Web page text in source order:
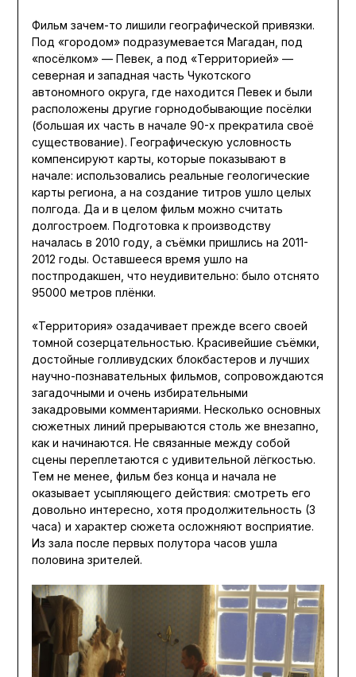
Фильм зачем-то лишили географической привязки.
Под «городом» подразумевается Магадан, под
«посёлком» — Певек, а под «Территорией» —
северная и западная часть Чукотского
автономного округа, где находится Певек и были
расположены другие горнодобывающие посёлки
(большая их часть в начале 90-х прекратила своё
существование). Географическую условность
компенсируют карты, которые показывают в
начале: использовались реальные геологические
карты региона, а на создание титров ушло целых
полгода. Да и в целом фильм можно считать
долгостроем. Подготовка к производству
началась в 2010 году, а съёмки пришлись на 2011-
2012 годы. Оставшееся время ушло на
постпродакшен, что неудивительно: было отснято
95000 метров плёнки.
«Территория» озадачивает прежде всего своей
томной созерцательностью. Красивейшие съёмки,
достойные голливудских блокбастеров и лучших
научно-познавательных фильмов, сопровождаются
загадочными и очень избирательными
закадровыми комментариями. Несколько основных
сюжетных линий прерываются столь же внезапно,
как и начинаются. Не связанные между собой
сцены переплетаются с удивительной лёгкостью.
Тем не менее, фильм без конца и начала не
оказывает усыпляющего действия: смотреть его
довольно интересно, хотя продолжительность (3
часа) и характер сюжета осложняют восприятие.
Из зала после первых полутора часов ушла
половина зрителей.